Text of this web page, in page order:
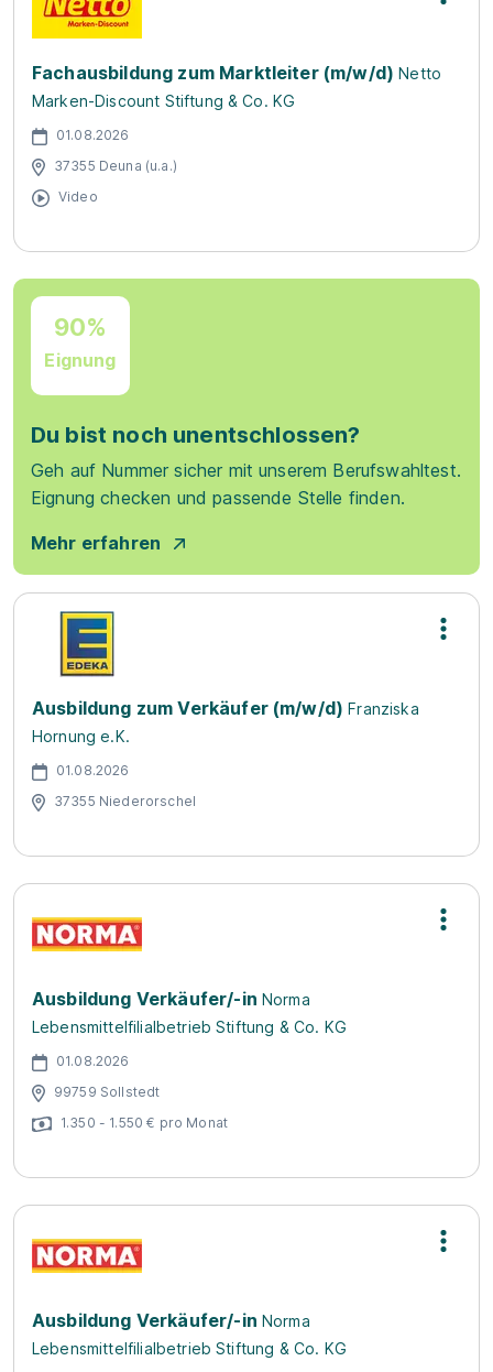
Fachausbildung zum Marktleiter (m/w/d) Netto
Marken-Discount Stiftung & Co. KG
01.08.2026
37355 Deuna (u.a.)
Video
90%
Eignung
Du bist noch unentschlossen?
Geh auf Nummer sicher mit unserem Berufswahltest.
Eignung checken und passende Stelle finden.
Mehr erfahren
Ausbildung zum Verkäufer (m/w/d) Franziska
Hornung e.K.
01.08.2026
37355 Niederorschel
Ausbildung Verkäufer/-in Norma
Lebensmittelfilialbetrieb Stiftung & Co. KG
01.08.2026
99759 Sollstedt
1.350 - 1.550 € pro Monat
Ausbildung Verkäufer/-in Norma
Lebensmittelfilialbetrieb Stiftung & Co. KG